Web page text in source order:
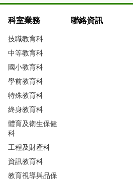
科室業務
技職教育科
中等教育科
國小教育科
學前教育科
特殊教育科
終身教育科
體育及衛生保健
科
工程及財產科
資訊教育科
教育視導與品保
聯絡資訊